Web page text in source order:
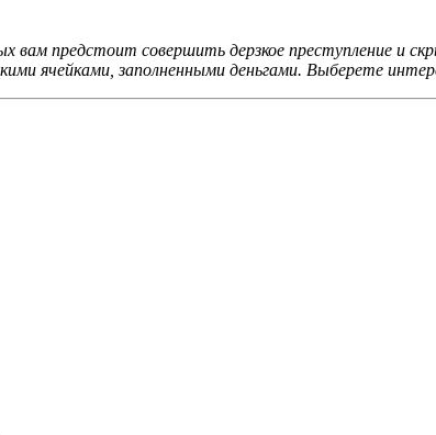
предстоит совершить дерзкое преступление и
ячейками, заполненными деньгами. Выберете